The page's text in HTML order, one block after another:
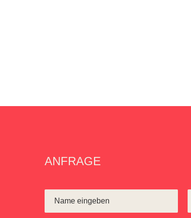
ANFRAGE